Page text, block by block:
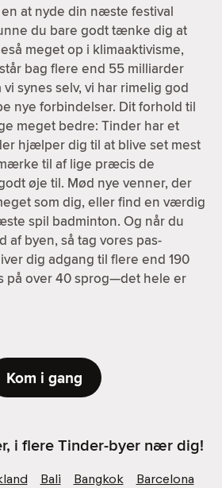
at nyde din næste festival
du bare godt tænke dig at
meget op i klimaaktivisme,
bag flere end 55 milliarder
synes selv, vi har rimelig god
nye forbindelser. Dit forhold til
meget bedre: Tinder har et
hjælper dig til at blive set mest
til af lige præcis de
øje til. Mød nye venner, der
som dig, eller find en værdig
spil badminton. Og når du
byen, så tag vores pas-
dig adgang til flere end 190
på over 40 sprog—det hele er
Kom i gang
i flere Tinder-byer nær dig!
Bali Bangkok
Barcelona